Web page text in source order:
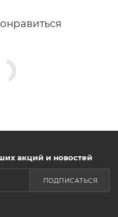
акций и новостей
ПОДПИСАТЬСЯ